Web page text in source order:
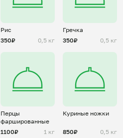
Рис
350₽
0,5 кг
Гречка
350₽
0,5 кг
Перцы
фаршированные
1100₽
1 кг
Куриные ножки
850₽ 0,5 кг